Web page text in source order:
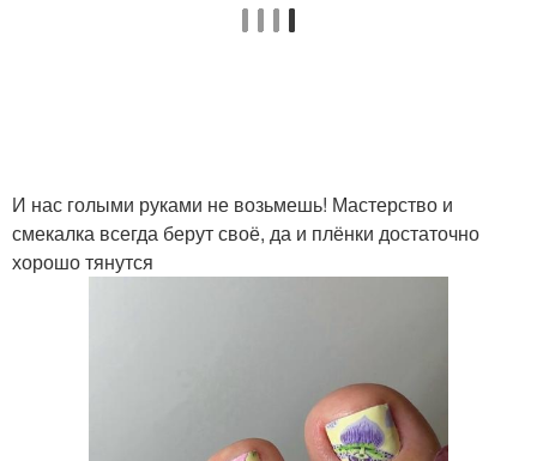
И нас голыми руками не возьмешь! Мастерство и
смекалка всегда берут своё, да и плёнки достаточно
хорошо тянутся